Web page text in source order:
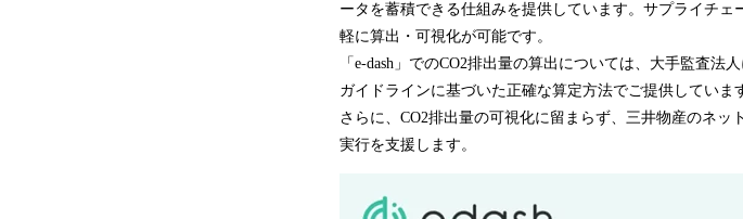
ータを蓄積できる仕組みを提供しています。サプライチ
軽に算出・可視化が可能です。
「e-dash」でのCO2排出量の算出については、大手監査
ガイドラインに基づいた正確な算定方法でご提供していま
さらに、CO2排出量の可視化に留まらず、三井物産のネ
実行を支援します。